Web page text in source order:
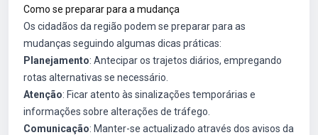
Como se preparar para a mudança
Os cidadãos da região podem se preparar para as
mudanças seguindo algumas dicas práticas:
Planejamento: Antecipar os trajetos diários, empregando
rotas alternativas se necessário.
Atenção: Ficar atento às sinalizações temporárias e
informações sobre alterações de tráfego.
Comunicação: Manter-se actualizado através dos avisos da